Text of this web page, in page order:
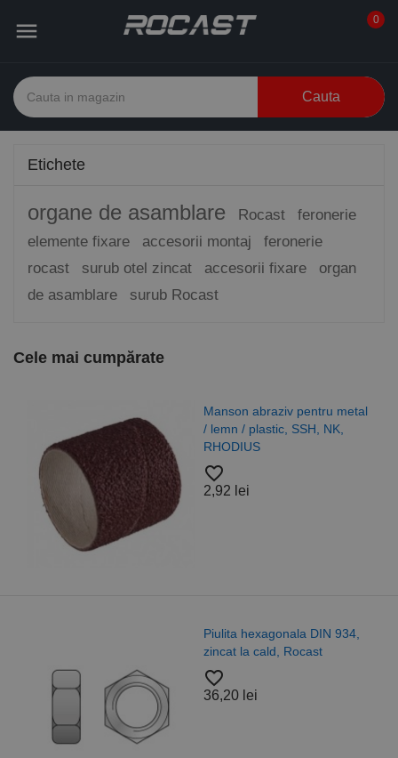
 0
Cauta
Etichete
organe de asamblare Rocast
feronerie
elemente fixare
accesorii montaj
feronerie
rocast
surub otel zincat accesorii fixare
organ
de asamblare
surub Rocast
Cele mai cumpărate
/ lemn / plastic, SSH, NK,
RHODIUS
2,92 lei
36,20 lei